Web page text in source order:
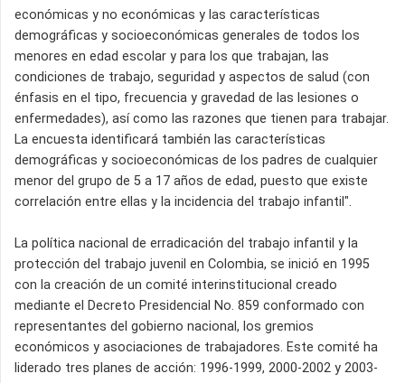
económicas y no económicas y las características
demográficas y socioeconómicas generales de todos los
menores en edad escolar y para los que trabajan, las
condiciones de trabajo, seguridad y aspectos de salud (con
énfasis en el tipo, frecuencia y gravedad de las lesiones o
enfermedades), así como las razones que tienen para trabajar.
La encuesta identificará también las características
demográficas y socioeconómicas de los padres de cualquier
menor del grupo de 5 a 17 años de edad, puesto que existe
correlación entre ellas y la incidencia del trabajo infantil".
La política nacional de erradicación del trabajo infantil y la
protección del trabajo juvenil en Colombia, se inició en 1995
con la creación de un comité interinstitucional creado
mediante el Decreto Presidencial No. 859 conformado con
representantes del gobierno nacional, los gremios
económicos y asociaciones de trabajadores. Este comité ha
liderado tres planes de acción: 1996-1999, 2000-2002 y 2003-